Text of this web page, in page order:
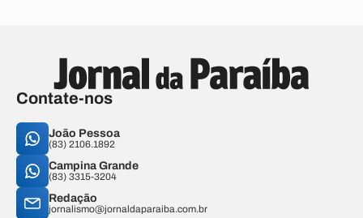
Contate-nos
João Pessoa
(83) 2106.1892
Campina Grande
(83) 3315-3204
Redação
jornalismo@jornaldaparaiba.com.br